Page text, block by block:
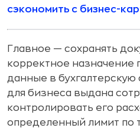
сэкономить с бизнес-
Главное — сохранять
корректное назначение
данные в бухгалтерскую
для бизнеса выдана
контролировать его
определенный лимит по